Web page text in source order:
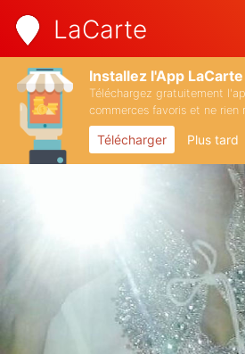
LaCarte
Installez l'App LaCarte
Téléchargez gratuitement
commerces favoris et ne rien
Télécharger Plus tard